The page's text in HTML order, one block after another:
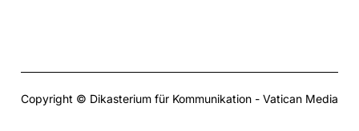
Copyright © Dikasterium für Kommunikation - Vatican Media